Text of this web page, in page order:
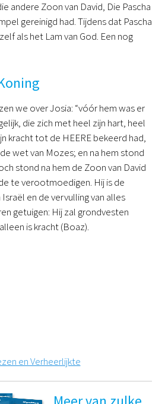
andere Zoon van David, Die Pascha
gereinigd had. Tijdens dat Pascha
als het Lam van God. Een nog
we over Josia: “vóór hem was er
die zich met heel zijn hart, heel
kracht tot de HEERE bekeerd had,
wet van Mozes; en na hem stond
stond na hem de Zoon van David
te verootmoedigen. Hij is de
en de vervulling van alles
getuigen: Hij zal grondvesten
is kracht (Boaz).
en Verheerlijkte